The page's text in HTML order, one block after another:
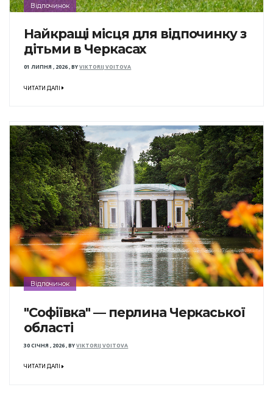
Відпочинок
Найкращі місця для відпочинку з
дітьми в Черкасах
01 ЛИПНЯ , 2026,BYVIKTORIJ VOITOVA
ЧИТАТИ ДАЛІ
Відпочинок
"Софіївка" — перлина Черкаської
області
30 СІЧНЯ , 2026,BYVIKTORIJ VOITOVA
ЧИТАТИ ДАЛІ